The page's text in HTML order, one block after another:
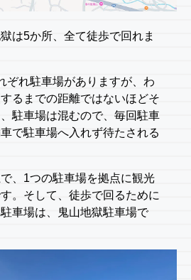
は5か所、全て徒歩で回れま
ぞれ駐車場がありますが、わ
るまでの距離ではないほどそ
駐車場は混むので、毎回駐車
で駐車場へ入れず待たされる
、1つの駐車場を拠点に観光
。そして、徒歩で回るために
車場は、鬼山地獄駐車場で